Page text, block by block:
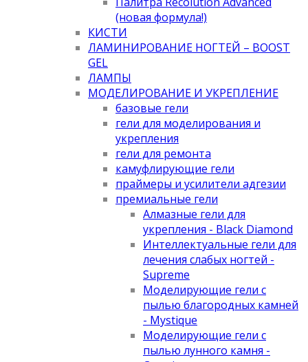
(новая формула!)
КИСТИ
ЛАМИНИРОВАНИЕ НОГТЕЙ – BOOST
GEL
ЛАМПЫ
МОДЕЛИРОВАНИЕ И УКРЕПЛЕНИЕ
базовые гели
гели для моделирования и
укрепления
гели для ремонта
камуфлирующие гели
праймеры и усилители адгезии
премиальные гели
Алмазные гели для
укрепления - Black Diamond
Интеллектуальные гели для
лечения слабых ногтей -
Supreme
Моделирующие гели с
пылью благородных камней
- Mystique
Моделирующие гели с
пылью лунного камня -